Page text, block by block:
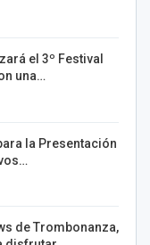
el 3º Festival
una…
la Presentación
de Trombonanza,